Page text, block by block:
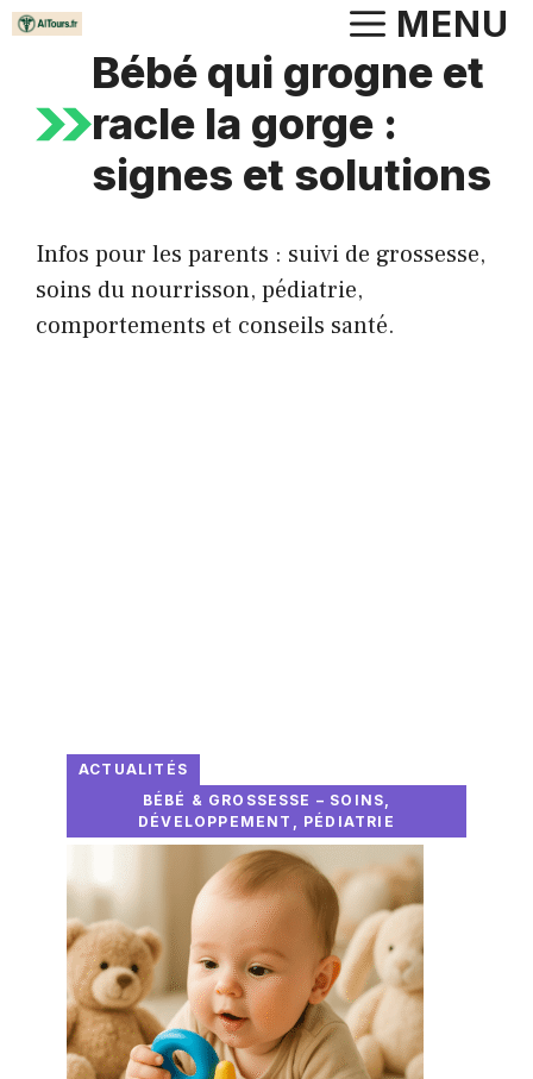
Aller
MENU
Bébé qui grogne et
racle la gorge :
signes et solutions
Infos pour les parents : suivi de grossesse,
soins du nourrisson, pédiatrie,
comportements et conseils santé.
ACTUALITÉS
BÉBÉ & GROSSESSE – SOINS,
DÉVELOPPEMENT, PÉDIATRIE